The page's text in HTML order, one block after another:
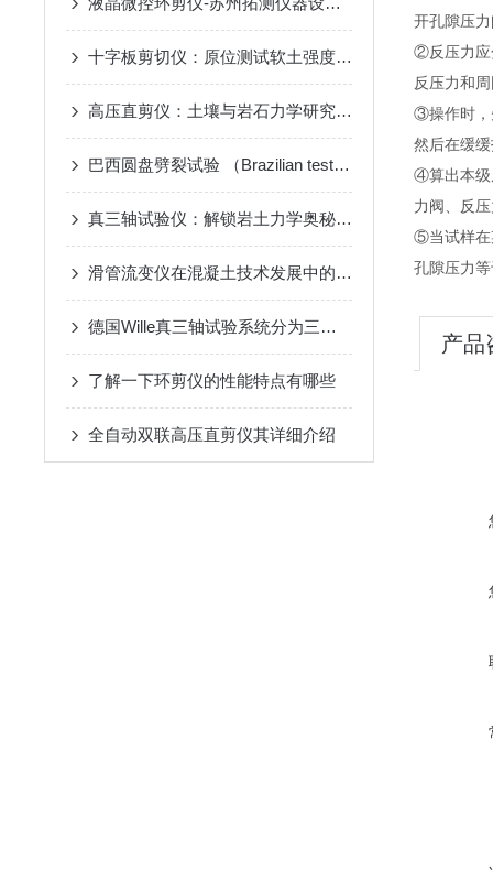
十字板剪切仪：原位测试软土强度的“精准探针”
高压直剪仪：土壤与岩石力学研究中的核心工具
巴西圆盘劈裂试验 （Brazilian test）声发射定位结果
真三轴试验仪：解锁岩土力学奥秘的钥匙
滑管流变仪在混凝土技术发展中的重要性
德国Wille真三轴试验系统分为三种类型
了解一下环剪仪的性能特点有哪些
全自动双联高压直剪仪其详细介绍
开孔隙压
②反压力应
反压力和
③操作时，
然后在缓
④算出本级
力阀、反
⑤当试样在
孔隙压力
产品